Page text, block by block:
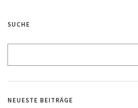
SUCHE
NEUESTE BEITRÄGE